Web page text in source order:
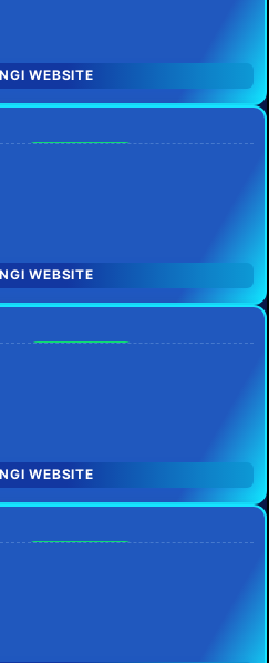
WEBSITE
WEBSITE
WEBSITE